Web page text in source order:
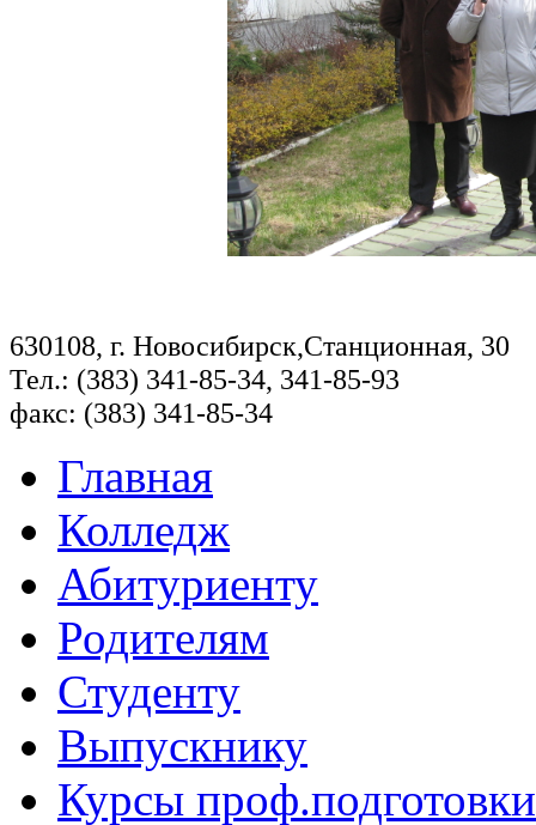
630108, г. Новосибирск,Станционная, 30
Тел.: (383) 341-85-34, 341-85-93
факс: (383) 341-85-34
Главная
Колледж
Абитуриенту
Родителям
Студенту
Выпускнику
Курсы проф.подготовки